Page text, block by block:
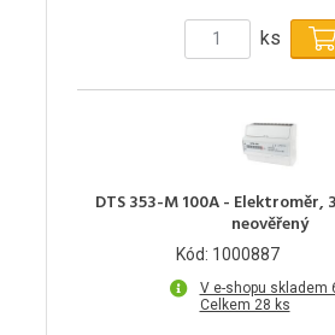
ks
DTS 353-M 100A - Elektroměr,
neověřený
Kód: 1000887
V e-shopu skladem
Celkem 28 ks